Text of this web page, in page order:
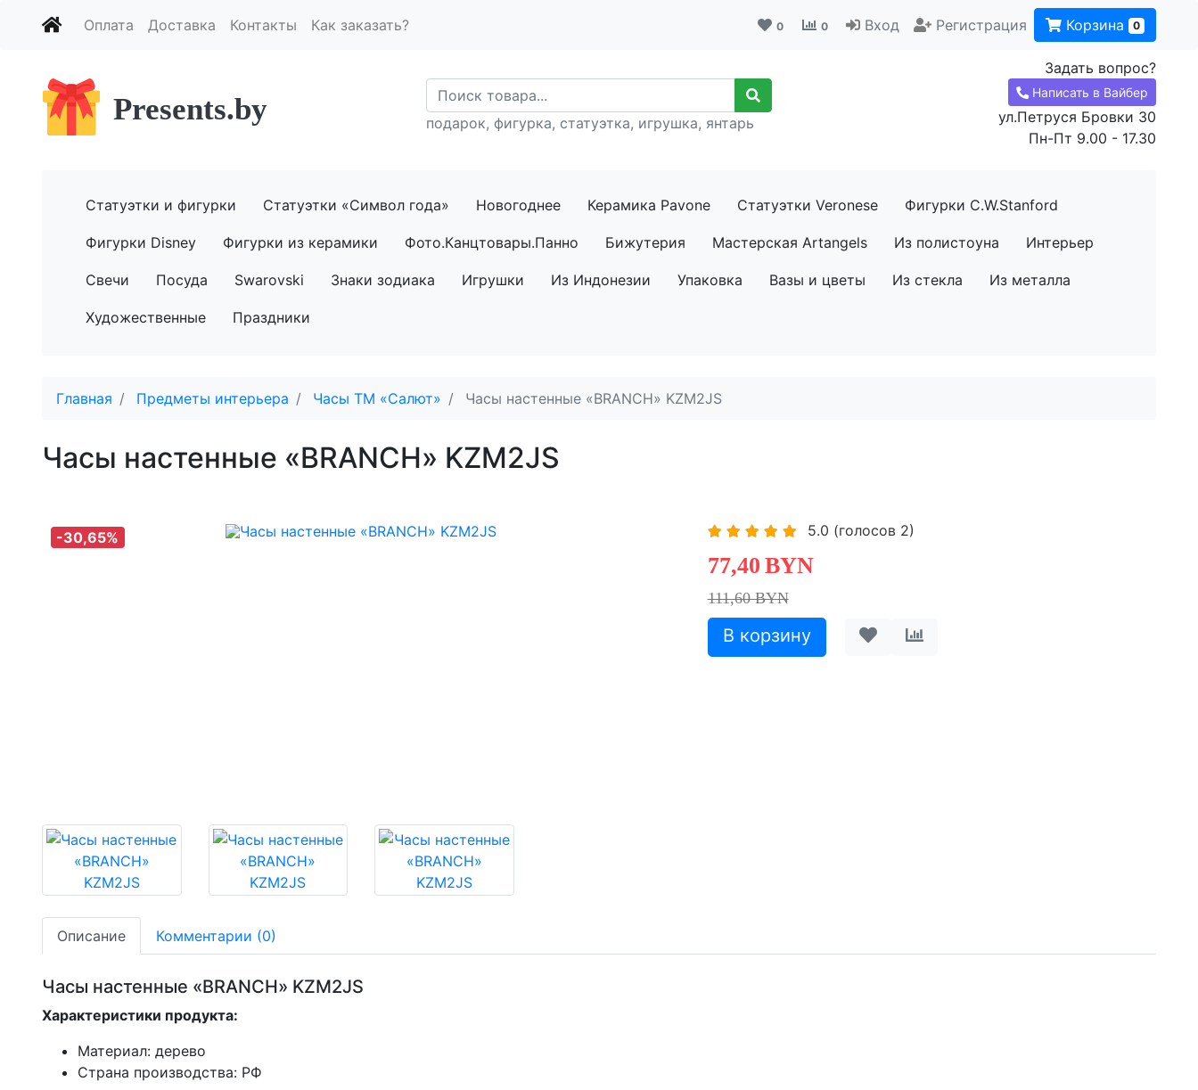
Оплата Доставка Контакты Как заказать? 0 0 Вход Регистрация Корзина 0
Presents.by подарок, фигурка, статуэтка, игрушка, янтарь
Задать вопрос?
Написать в Вайбер
ул.Петруся Бровки 30
Пн-Пт 9.00 - 17.30
Статуэтки и фигурки Статуэтки «Символ года» Новогоднее Керамика Pavone Статуэтки Veronese Фигурки C.W.Stanford
Фигурки Disney Фигурки из керамики Фото.Канцтовары.Панно Бижутерия Мастерская Artangels Из полистоуна Интерьер
Свечи Посуда Swarovski Знаки зодиака Игрушки Из Индонезии Упаковка Вазы и цветы Из стекла Из металла
Художественные Праздники
Главная Предметы интерьера Часы ТМ «Салют» Часы настенные «BRANCH» KZM2JS
Часы настенные «BRANCH» KZM2JS
-30,65%
5.0 (голосов 2)
77,40 BYN
111,60 BYN
Описание Комментарии (0)
Часы настенные «BRANCH» KZM2JS
Характеристики продукта:
Материал: дерево
Страна производства: РФ